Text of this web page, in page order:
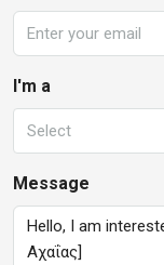
I'm a
Select
Message